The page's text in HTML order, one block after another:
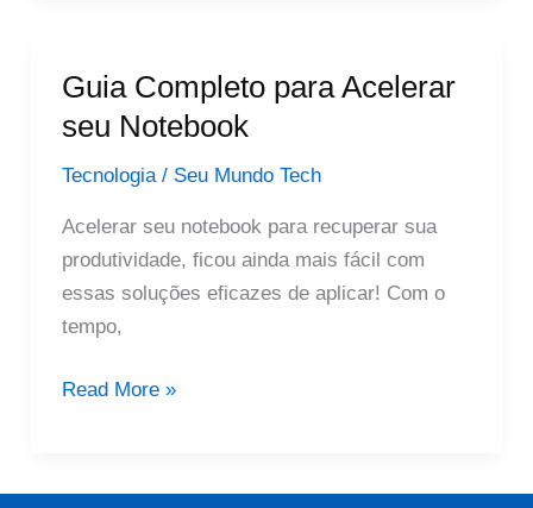
Guia Completo para Acelerar
seu Notebook
Tecnologia/ Seu Mundo Tech
Acelerar seu notebook para recuperar sua
produtividade, ficou ainda mais fácil com
essas soluções eficazes de aplicar! Com o
tempo,
Guia
Acelerar
Read More »